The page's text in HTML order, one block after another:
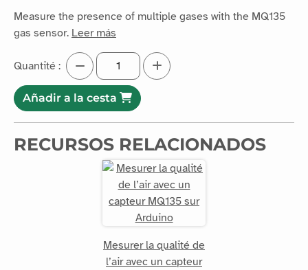
Measure the presence of multiple gases with the MQ135
gas sensor. Leer más
Quantité :
Añadir a la cesta
RECURSOS RELACIONADOS
Mesurer la qualité de
l’air avec un capteur